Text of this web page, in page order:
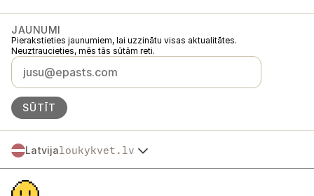
JAUNUMI
Pierakstieties jaunumiem, lai uzzinātu visas aktualitātes.
Neuztraucieties, mēs tās sūtām reti.
SŪTĪT
Latvijaloukykvet.lv
Česko
Slovensko
Polska
Loukykvět s.r.o. ir reģistrēts Prāgas pilsētas tiesas Komercreģistrā, C